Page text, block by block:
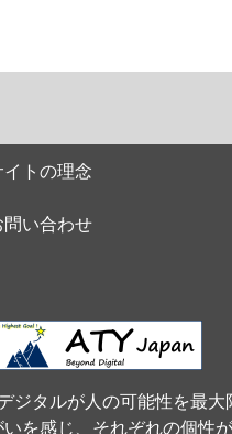
イトの理念
問い合わせ
ジタルが人の可能性を最大
を感じ、それぞれの個性